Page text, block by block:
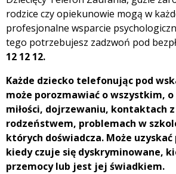
rodzice czy opiekunowie mogą w
profesjonalne wsparcie
tego potrzebujesz zadzwoń pod
12 12 12.
Każde dziecko telefonując pod
może porozmawiać o wszystkim,
miłości, dojrzewaniu, kontaktach
rodzeństwem, problemach w
których doświadcza. Może
kiedy czuje się dyskryminowane,
przemocy lub jest jej świadkiem.